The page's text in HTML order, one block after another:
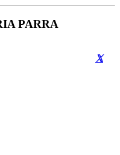
PARRA